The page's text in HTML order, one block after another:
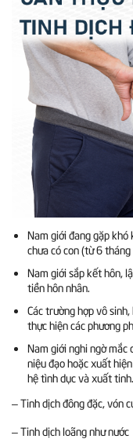
Nam giới đang gặp
chưa có con (từ 6
Nam giới sắp kết hôn,
tiền hôn nhân.
Các trường hợp vô
thực hiện các phương
Nam giới nghi ngờ
niệu đạo hoặc xuất
hệ tình dục và xuất
– Tinh dịch đông đặc, vón
– Tinh dịch loãng như nước